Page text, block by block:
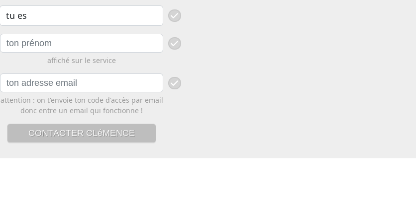
affiché sur le service
attention : on t'envoie ton code d'accès par email
donc entre un email qui fonctionne !
CONTACTER CLéMENCE